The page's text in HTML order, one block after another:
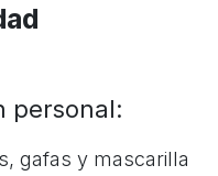
personal:
gafas y mascarilla